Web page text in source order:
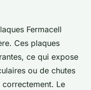
Fermacell
Ces plaques
ce qui expose
ou de chutes
Le